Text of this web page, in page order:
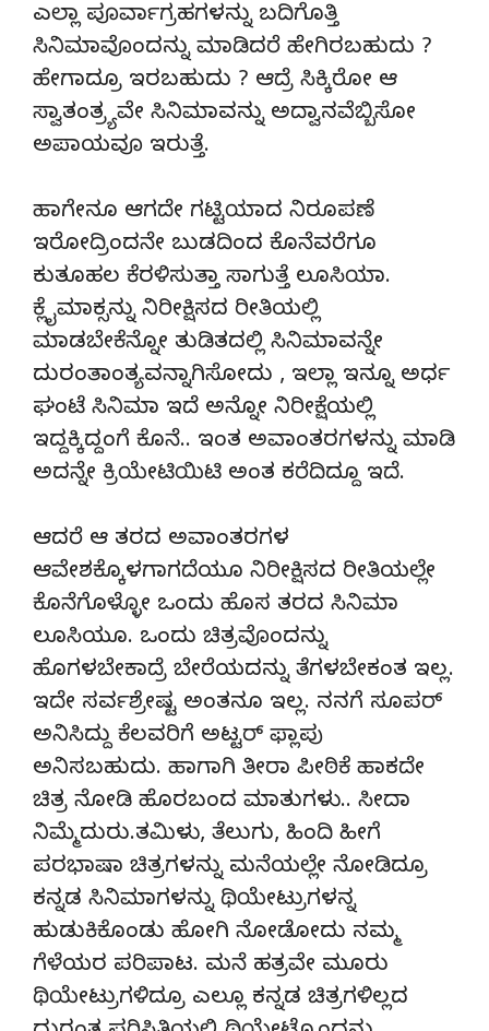
ಎಲ್ಲಾ ಪೂರ್ವಾಗ್ರಹಗಳನ್ನು ಬದಿಗೊತ್ತಿ
ಸಿನಿಮಾವೊಂದನ್ನು ಮಾಡಿದರೆ ಹೇಗಿರಬಹುದು ?
ಹೇಗಾದ್ರೂ ಇರಬಹುದು ? ಆದ್ರೆ ಸಿಕ್ಕಿರೋ ಆ
ಸ್ವಾತಂತ್ರ್ಯವೇ ಸಿನಿಮಾವನ್ನು ಅದ್ವಾನವೆಬ್ಬಿಸೋ
ಅಪಾಯವೂ ಇರುತ್ತೆ.
ಹಾಗೇನೂ ಆಗದೇ ಗಟ್ಟಿಯಾದ ನಿರೂಪಣೆ
ಇರೋದ್ರಿಂದನೇ ಬುಡದಿಂದ ಕೊನೆವರೆಗೂ
ಕುತೂಹಲ ಕೆರಳಿಸುತ್ತಾ ಸಾಗುತ್ತೆ ಲೂಸಿಯಾ.
ಕ್ಲೈಮಾಕ್ಸನ್ನು ನಿರೀಕ್ಷಿಸದ ರೀತಿಯಲ್ಲಿ
ಮಾಡಬೇಕೆನ್ನೋ ತುಡಿತದಲ್ಲಿ ಸಿನಿಮಾವನ್ನೇ
ದುರಂತಾಂತ್ಯವನ್ನಾಗಿಸೋದು , ಇಲ್ಲಾ ಇನ್ನೂ ಅರ್ಧ
ಘಂಟೆ ಸಿನಿಮಾ ಇದೆ ಅನ್ನೋ ನಿರೀಕ್ಷೆಯಲ್ಲಿ
ಇದ್ದಕ್ಕಿದ್ದಂಗೆ ಕೊನೆ.. ಇಂತ ಅವಾಂತರಗಳನ್ನು ಮಾಡಿ
ಅದನ್ನೇ ಕ್ರಿಯೇಟಿಯಿಟಿ ಅಂತ ಕರೆದಿದ್ದೂ ಇದೆ.
ಆದರೆ ಆ ತರದ ಅವಾಂತರಗಳ
ಆವೇಶಕ್ಕೊಳಗಾಗದೆಯೂ ನಿರೀಕ್ಷಿಸದ ರೀತಿಯಲ್ಲೇ
ಕೊನೆಗೊಳ್ಳೋ ಒಂದು ಹೊಸ ತರದ ಸಿನಿಮಾ
ಲೂಸಿಯೂ. ಒಂದು ಚಿತ್ರವೊಂದನ್ನು
ಹೊಗಳಬೇಕಾದ್ರೆ ಬೇರೆಯದನ್ನು ತೆಗಳಬೇಕಂತ ಇಲ್ಲ.
ಇದೇ ಸರ್ವಶ್ರೇಷ್ಟ ಅಂತನೂ ಇಲ್ಲ. ನನಗೆ ಸೂಪರ್
ಅನಿಸಿದ್ದು ಕೆಲವರಿಗೆ ಅಟ್ಟರ್ ಫ್ಲಾಪು
ಅನಿಸಬಹುದು. ಹಾಗಾಗಿ ತೀರಾ ಪೀಠಿಕೆ ಹಾಕದೇ
ಚಿತ್ರ ನೋಡಿ ಹೊರಬಂದ ಮಾತುಗಳು.. ಸೀದಾ
ನಿಮ್ಮೆದುರು.ತಮಿಳು, ತೆಲುಗು, ಹಿಂದಿ ಹೀಗೆ
ಪರಭಾಷಾ ಚಿತ್ರಗಳನ್ನು ಮನೆಯಲ್ಲೇ ನೋಡಿದ್ರೂ
ಕನ್ನಡ ಸಿನಿಮಾಗಳನ್ನು ಥಿಯೇಟ್ರುಗಳನ್ನ
ಹುಡುಕಿಕೊಂಡು ಹೋಗಿ ನೋಡೋದು ನಮ್ಮ
ಗೆಳೆಯರ ಪರಿಪಾಟ. ಮನೆ ಹತ್ರವೇ ಮೂರು
ಥಿಯೇಟ್ರುಗಳಿದ್ರೂ ಎಲ್ಲೂ ಕನ್ನಡ ಚಿತ್ರಗಳಿಲ್ಲದ